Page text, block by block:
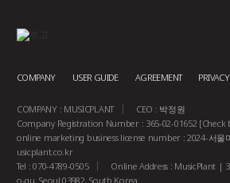
COMPANY USER GUIDE AGREEMENT PRIVACY
COMPANY : MUSICPLANT
CEO : 박정원
Company Registration Number : 365-02-01652 [Check
online marketing business license number : 2024-서울
usicplant.co.kr
Tel : 070-4789-0505
Online Address : MusicPlant |
o-gu, Seoul 03982, South Korea